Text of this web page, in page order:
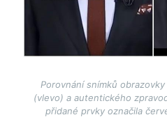
Porovnání snímků
(vlevo) a autentického
přidané prvky označila